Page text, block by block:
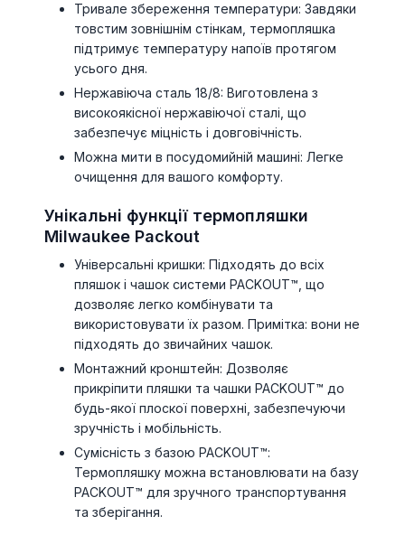
Тривале збереження температури: Завдяки
товстим зовнішнім стінкам, термопляшка
підтримує температуру напоїв протягом
усього дня.
Нержавіюча сталь 18/8: Виготовлена з
високоякісної нержавіючої сталі, що
забезпечує міцність і довговічність.
Можна мити в посудомийній машині: Легке
очищення для вашого комфорту.
Унікальні функції термопляшки
Milwaukee Packout
Універсальні кришки: Підходять до всіх
пляшок і чашок системи PACKOUT™, що
дозволяє легко комбінувати та
використовувати їх разом. Примітка: вони не
підходять до звичайних чашок.
Монтажний кронштейн: Дозволяє
прикріпити пляшки та чашки PACKOUT™ до
будь-якої плоскої поверхні, забезпечуючи
зручність і мобільність.
Сумісність з базою PACKOUT™:
Термопляшку можна встановлювати на базу
PACKOUT™ для зручного транспортування
та зберігання.